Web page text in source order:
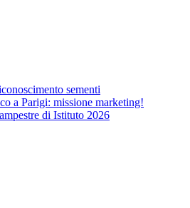
sementi
a Parigi: missione marketing!
di Istituto 2026